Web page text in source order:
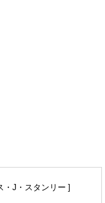
・J・スタンリー ]